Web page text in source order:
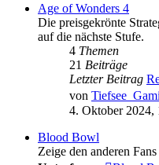
Age of Wonders 4
Die preisgekrönte
auf die nächste Stufe.
4 Themen
21 Beiträge
Letzter Beitrag
von
4. Oktober 2024,
Blood Bowl
Zeige den anderen